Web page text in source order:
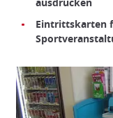
Eintrittskarten